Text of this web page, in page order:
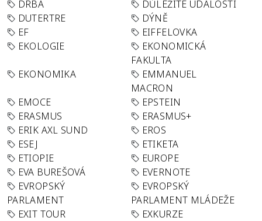
DRBA
DŮLEŽITÉ UDÁLOSTI
DUTERTRE
DÝNĚ
EF
EIFFELOVKA
EKOLOGIE
EKONOMICKÁ
FAKULTA
EKONOMIKA
EMMANUEL
MACRON
EMOCE
EPSTEIN
ERASMUS
ERASMUS+
ERIK AXL SUND
EROS
ESEJ
ETIKETA
ETIOPIE
EUROPE
EVA BUREŠOVÁ
EVERNOTE
EVROPSKÝ
PARLAMENT
EVROPSKÝ
PARLAMENT MLÁDEŽE
EXIT TOUR
EXKURZE